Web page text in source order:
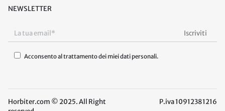
NEWSLETTER
Acconsento al trattamento dei miei dati personali.
Horbiter.com © 2025. All Right
P.iva 10912381216